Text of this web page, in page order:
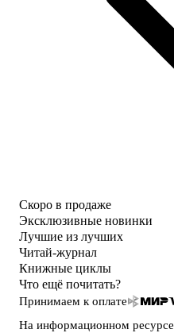
Скоро в продаже
Эксклюзивные новинки
Лучшие из лучших
Читай-журнал
Книжные циклы
Что ещё почитать?
Принимаем к оплате
На информационном